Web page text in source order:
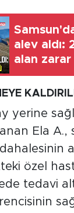
alev aldı:
alan
yerine
Ela A.,
özel
tedavi